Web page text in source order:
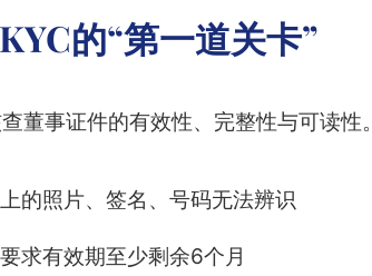
的“第一道关卡”
董事证件的有效性、完整性与可读
的照片、签名、号码无法辨识
求有效期至少剩余6个月